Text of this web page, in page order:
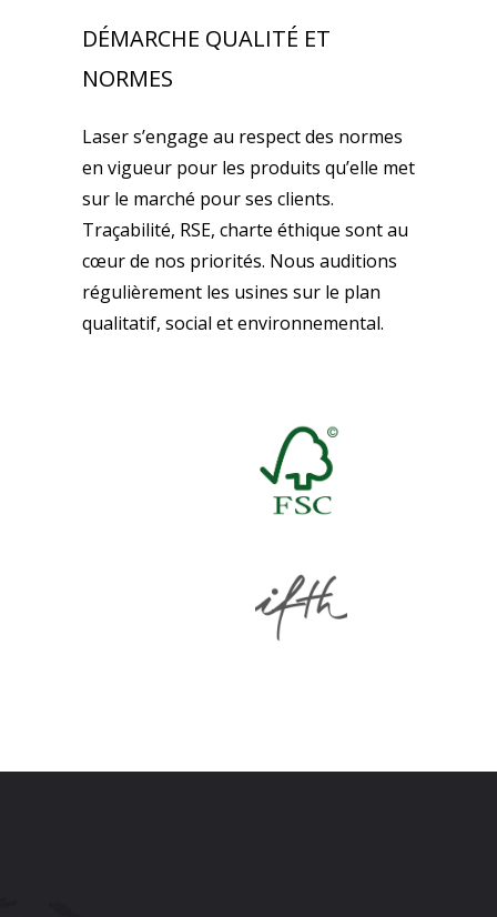
DÉMARCHE QUALITÉ ET
NORMES
Laser s’engage au respect des normes
en vigueur pour les produits qu’elle met
sur le marché pour ses clients.
Traçabilité, RSE, charte éthique sont au
cœur de nos priorités. Nous auditions
régulièrement les usines sur le plan
qualitatif, social et environnemental.